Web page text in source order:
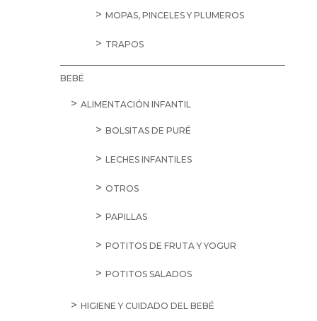
MOPAS, PINCELES Y PLUMEROS
TRAPOS
BEBÉ
ALIMENTACIÓN INFANTIL
BOLSITAS DE PURÉ
LECHES INFANTILES
OTROS
PAPILLAS
POTITOS DE FRUTA Y YOGUR
POTITOS SALADOS
HIGIENE Y CUIDADO DEL BEBÉ